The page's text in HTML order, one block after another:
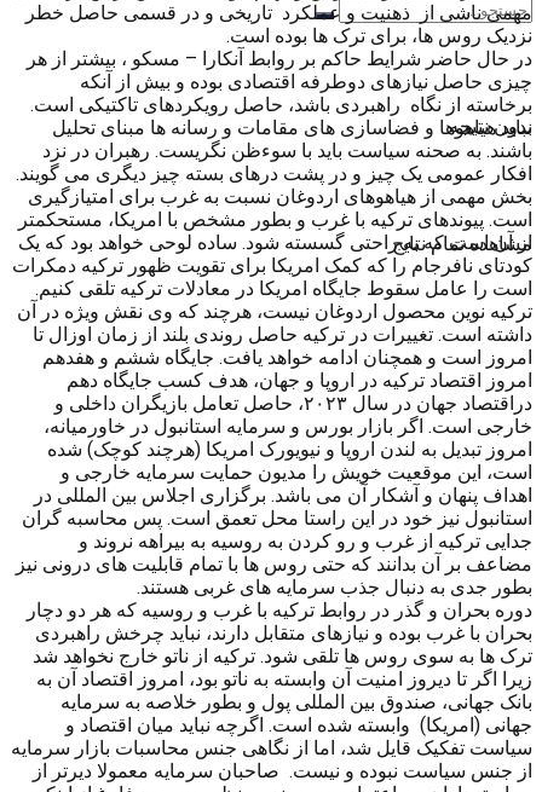
بدون نتیجه
مشاهده تمام نتایج
مهمی ناشی از ذهنیت و عملکرد تاریخی و در قسمی حاصل خطر
نزدیک روس ها، برای ترک ها بوده است.
در حال حاضر شرایط حاکم بر روابط آنکارا – مسکو ، بیشتر از هر
چیزی حاصل نیازهای دوطرفه اقتصادی بوده و بیش از آنکه
برخاسته از نگاه راهبردی باشد، حاصل رویکردهای تاکتیکی است.
نباید هیاهوها و فضاسازی های مقامات و رسانه ها مبنای تحلیل
باشند. به صحنه سیاست باید با سوءظن نگریست. رهبران در نزد
افکار عمومی یک چیز و در پشت درهای بسته چیز دیگری می گویند.
بخش مهمی از هیاهوهای اردوغان نسبت به غرب برای امتیازگیری
است. پیوندهای ترکیه با غرب و بطور مشخص با امریکا، مستحکمتر
از آن است که به راحتی گسسته شود. ساده لوحی خواهد بود که یک
کودتای نافرجام را که کمک امریکا برای تقویت ظهور ترکیه دمکرات
است را عامل سقوط جایگاه امریکا در معادلات ترکیه تلقی کنیم.
ترکیه نوین محصول اردوغان نیست، هرچند که وی نقش ویژه در آن
داشته است. تغییرات در ترکیه حاصل روندی بلند از زمان اوزال تا
امروز است و همچنان ادامه خواهد یافت. جایگاه ششم و هفدهم
امروز اقتصاد ترکیه در اروپا و جهان، هدف کسب جایگاه دهم
دراقتصاد جهان در سال ۲۰۲۳، حاصل تعامل بازیگران داخلی و
خارجی است. اگر بازار بورس و سرمایه استانبول در خاورمیانه،
امروز تبدیل به لندن اروپا و نیویورک امریکا (هرچند کوچک) شده
است، این موقعیت خویش را مدیون حمایت سرمایه خارجی و
اهداف پنهان و آشکار آن می باشد. برگزاری اجلاس بین المللی در
استانبول نیز خود در این راستا محل تعمق است. پس محاسبه گران
جدایی ترکیه از غرب و رو کردن به روسیه به بیراهه نروند و
مضاعف بر آن بدانند که حتی روس ها با تمام قابلیت های درونی نیز
بطور جدی به دنبال جذب سرمایه های غربی هستند.
دوره بحران و گذر در روابط ترکیه با غرب و روسیه که هر دو دچار
بحران با غرب بوده و نیازهای متقابل دارند، نباید چرخش راهبردی
ترک ها به سوی روس ها تلقی شود. ترکیه از ناتو خارج نخواهد شد
زیرا اگر تا دیروز امنیت آن وابسته به ناتو بود، امروز اقتصاد آن به
بانک جهانی، صندوق بین المللی پول و بطور خلاصه به سرمایه
جهانی (امریکا) وابسته شده است. اگرچه نباید میان اقتصاد و
سیاست تفکیک قایل شد، اما از نگاهی جنس محاسبات بازار سرمایه
از جنس سیاست نبوده و نیست. صاحبان سرمایه معمولا دیرتر از